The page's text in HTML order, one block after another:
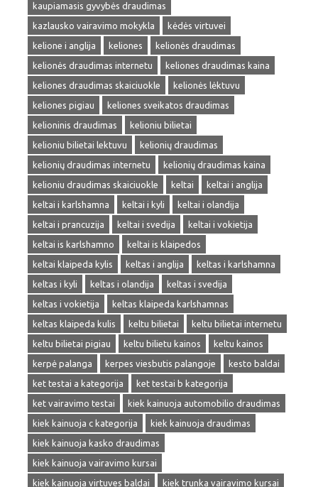
kaupiamasis gyvybės draudimas
kazlausko vairavimo mokykla
kėdės virtuvei
kelione i anglija
keliones
kelionės draudimas
kelionės draudimas internetu
keliones draudimas kaina
keliones draudimas skaiciuokle
kelionės lėktuvu
keliones pigiau
keliones sveikatos draudimas
kelioninis draudimas
kelioniu bilietai
kelioniu bilietai lektuvu
kelionių draudimas
kelionių draudimas internetu
kelionių draudimas kaina
kelioniu draudimas skaiciuokle
keltai
keltai i anglija
keltai i karlshamna
keltai i kyli
keltai i olandija
keltai i prancuzija
keltai i svedija
keltai i vokietija
keltai is karlshamno
keltai is klaipedos
keltai klaipeda kylis
keltas i anglija
keltas i karlshamna
keltas i kyli
keltas i olandija
keltas i svedija
keltas i vokietija
keltas klaipeda karlshamnas
keltas klaipeda kulis
keltu bilietai
keltu bilietai internetu
keltu bilietai pigiau
keltu bilietu kainos
keltu kainos
kerpė palanga
kerpes viesbutis palangoje
kesto baldai
ket testai a kategorija
ket testai b kategorija
ket vairavimo testai
kiek kainuoja automobilio draudimas
kiek kainuoja c kategorija
kiek kainuoja draudimas
kiek kainuoja kasko draudimas
kiek kainuoja vairavimo kursai
kiek kainuoja virtuves baldai
kiek trunka vairavimo kursai